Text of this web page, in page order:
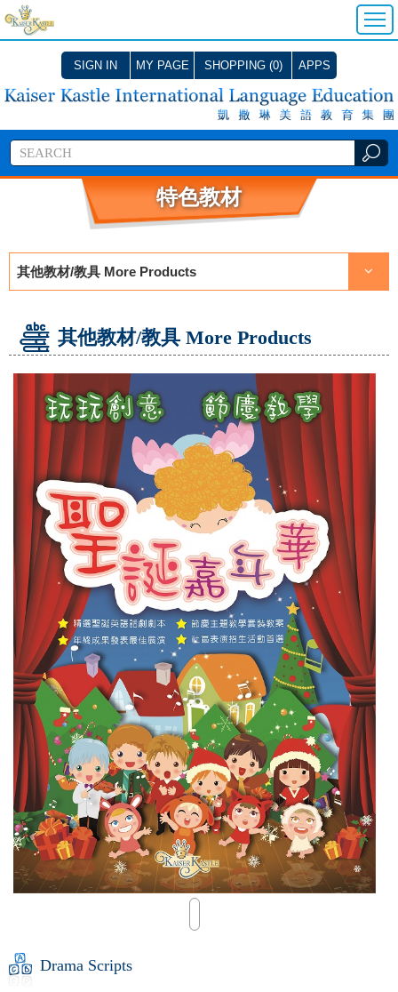
SIGN IN MY PAGE SHOPPING (0) APPS
特色教材
其他教材/教具 More Products
其他教材/教具 More Products
Drama Scripts